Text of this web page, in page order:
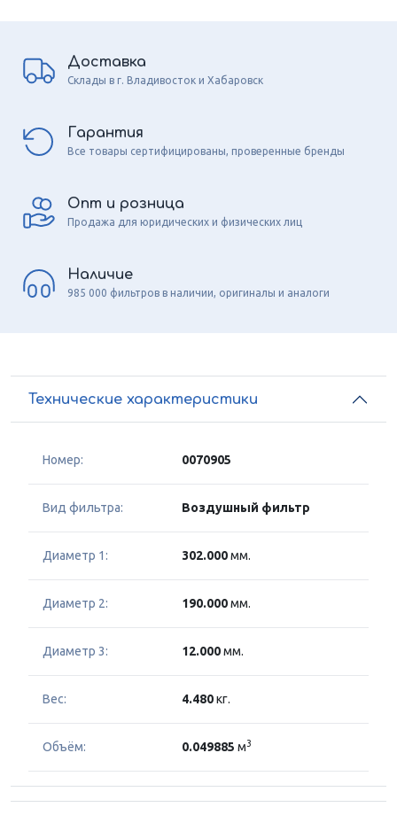
Доставка
Склады в г. Владивосток и Хабаровск
Гарантия
Все товары сертифицированы, проверенные бренды
Опт и розница
Продажа для юридических и физических лиц
Наличие
985 000 фильтров в наличии, оригиналы и аналоги
Технические характеристики
Номер: 0070905
Вид фильтра: Воздушный фильтр
Диаметр 1: 302.000мм.
Диаметр 2: 190.000мм.
Диаметр 3: 12.000мм.
Вес: 4.480кг.
Объём: 0.049885 м3